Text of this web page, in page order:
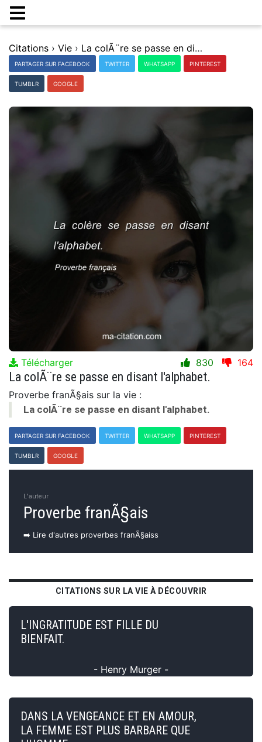
Citations › Vie › La colÃ¨re se passe en disant l'alphabet.
PARTAGER SUR FACEBOOK TWITTER WHATSAPP PINTEREST
TUMBLR GOOGLE
Télécharger 830 164
La colÃ¨re se passe en disant l'alphabet.
Proverbe franÃ§ais sur la vie :
La colÃ¨re se passe en disant l'alphabet.
PARTAGER SUR FACEBOOK TWITTER WHATSAPP PINTEREST
TUMBLR GOOGLE
L'auteur
Proverbe franÃ§ais
➡️ Lire d'autres proverbes franÃ§aiss
CITATIONS SUR LA VIE À DÉCOUVRIR
L'INGRATITUDE EST FILLE DU
BIENFAIT.
- Henry Murger -
DANS LA VENGEANCE ET EN AMOUR,
LA FEMME EST PLUS BARBARE QUE